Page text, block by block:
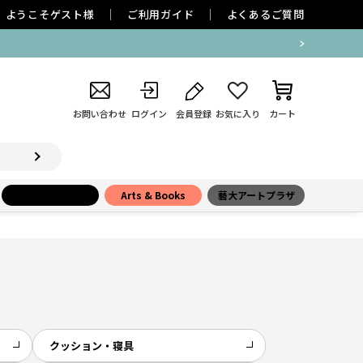
ようこそゲスト様 ご利用ガイド よくあるご質問
お問い合わせ ログイン 会員登録 お気に入り カート
Arts & Books 藝大アートプラザ
クッション・寝具